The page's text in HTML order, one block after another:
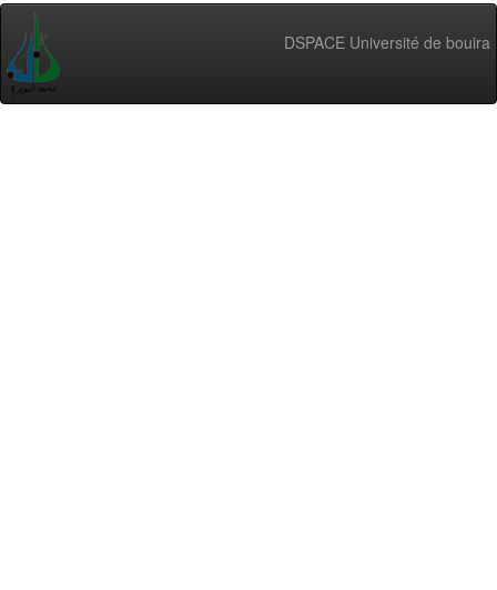
DSPACE Université de bouira